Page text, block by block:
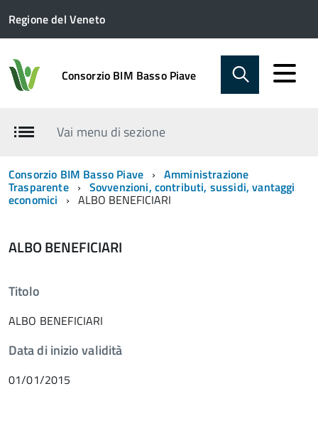
Regione del Veneto
Consorzio BIM Basso Piave
Vai menu di sezione
Consorzio BIM Basso Piave Amministrazione
Trasparente Sovvenzioni, contributi, sussidi, vantaggi
economici ALBO BENEFICIARI
ALBO BENEFICIARI
Titolo
ALBO BENEFICIARI
Data di inizio validità
01/01/2015